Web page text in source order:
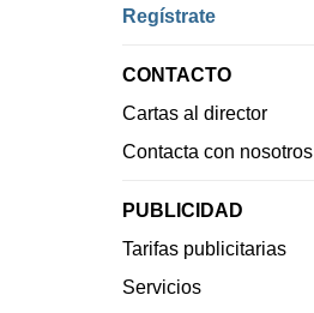
Regístrate
CONTACTO
Cartas al director
Contacta con nosotros
PUBLICIDAD
Tarifas publicitarias
Servicios